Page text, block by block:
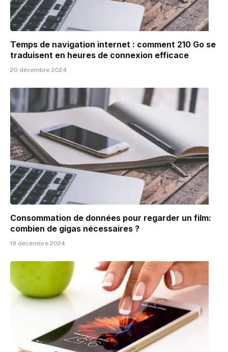
Temps de navigation internet : comment 210 Go se
traduisent en heures de connexion efficace
20 décembre 2024
Consommation de données pour regarder un film:
combien de gigas nécessaires ?
19 décembre 2024